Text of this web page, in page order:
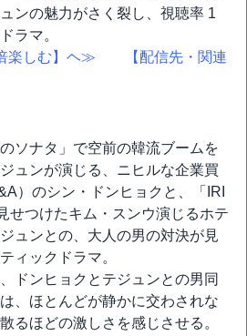
ンの魅力がさく裂し、視聴率 1
ラマ。
楽しむ】ヘ≫
【配信先・関連
ソナタ」で空前の韓流ブームを
ュンが演じる、ニヒルな企業買
）のシン・ドンヒョクと、「IRI
せつけたキム・スンウ演じるホテ
ュンとの、大人の男の対決が見
ィックドラマ。
ドンヒョクとテジュンとの男同
、ほとんどが静かに交わされな
るほどの激しさを感じさせる。